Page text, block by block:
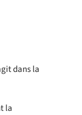
dans la
la